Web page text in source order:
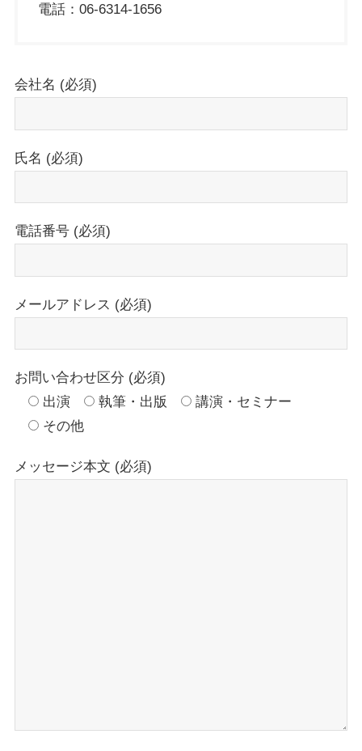
電話：06-6314-1656
会社名 (必須)
氏名 (必須)
電話番号 (必須)
メールアドレス (必須)
お問い合わせ区分 (必須)
出演
執筆・出版
講演・セミナー
その他
メッセージ本文 (必須)